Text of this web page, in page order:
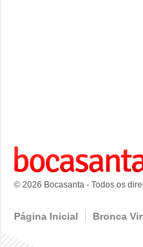
© 2026 Bocasanta - Todos os
Página Inicial Bronca